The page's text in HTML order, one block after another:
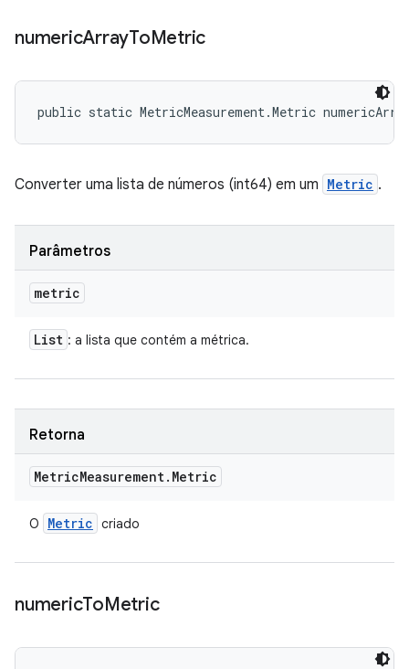
numericArrayToMetric
public static MetricMeasurement.Metric
Converter uma lista de números (int64) em um Metric .
Parâmetros
metric
List : a lista que contém a métrica.
Retorna
MetricMeasurement. Metric
O Metric criado
numericToMetric